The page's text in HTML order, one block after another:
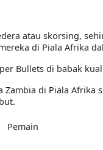
atau skorsing,
di Piala Afrika
Bullets di babak
Zambia di Piala
Pemain